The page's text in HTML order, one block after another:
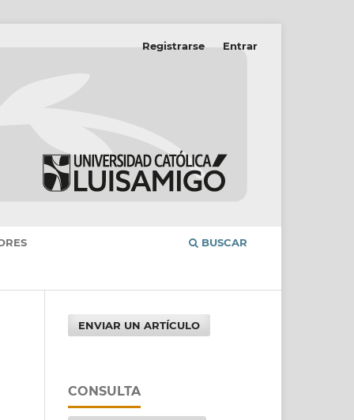
BUSCAR
Registrarse Entrar
ENVIAR UN ARTÍCULO
CONSULTA